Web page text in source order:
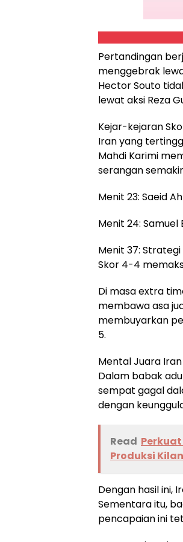
Pertandingan
menggebrak
Hector Souto
lewat aksi Reza
Kejar-kejaran
Iran yang
Mahdi Karimi
serangan
Menit 23: Saeid
Menit 24:
Menit 37:
Skor 4-4
Di masa extra
membawa asa
membuyarkan
5.
Mental Juara
Dalam babak
sempat gagal
dengan
Read
Produksi
Dengan hasil ini,
Sementara itu,
pencapaian ini